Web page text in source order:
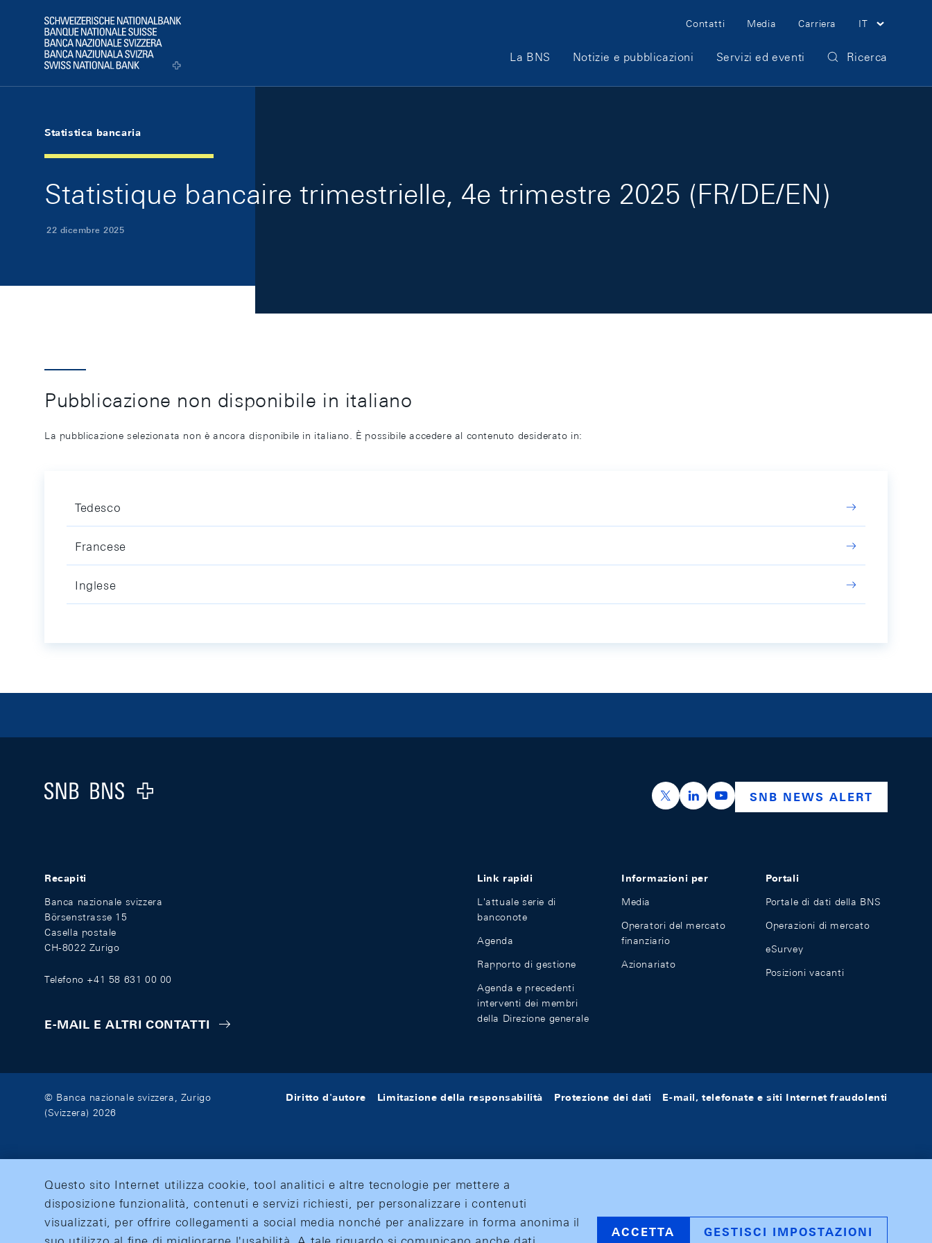
Logo
Meta Navigation
Contatti Media Carriera IT
Main Navigation
La BNS Notizie e pubblicazioni Servizi ed eventi Ricerca
Statistica bancaria
Statistique bancaire trimestrielle, 4e trimestre 2025 (FR/DE/EN)
22 dicembre 2025
Pubblicazione non disponibile in italiano
La pubblicazione selezionata non è ancora disponibile in italiano. È possibile accedere al contenuto desiderato in:
Tedesco
Francese
Inglese
Logo
https://x.com/snb_bns
https://ch.linkedin.com/company/swiss-
https://www.youtube.com/
SNB NEWS ALERT
Recapiti
Banca nazionale svizzera
Börsenstrasse 15
Casella postale
CH-8022 Zurigo
Telefono +41 58 631 00 00
E-MAIL E ALTRI CONTATTI
Link rapidi
L'attuale serie di
banconote
Agenda
Rapporto di gestione
Agenda e precedenti
interventi dei membri
della Direzione generale
Informazioni per
Media
Operatori del mercato
finanziario
Azionariato
Portali
Portale di dati della BNS
Operazioni di mercato
eSurvey
Posizioni vacanti
© Banca nazionale svizzera, Zurigo
(Svizzera) 2026
Diritto d'autore Limitazione della responsabilità Protezione dei dati E-mail, telefonate e siti Internet fraudolenti
Questo sito Internet utilizza cookie, tool analitici e altre tecnologie per mettere a
disposizione funzionalità, contenuti e servizi richiesti, per personalizzare i contenuti
visualizzati, per offrire collegamenti a social media nonché per analizzare in forma anonima il
ACCETTA GESTISCI IMPOSTAZIONI